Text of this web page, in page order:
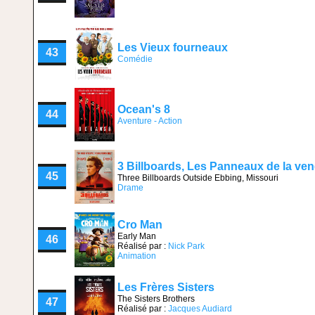
43 Les Vieux fourneaux
Comédie
44 Ocean's 8
Aventure - Action
45
3 Billboards, Les Panneaux de la
Three Billboards Outside Ebbing, Missouri
Drame
46
Cro Man
Early Man
Réalisé par : Nick Park
Animation
47
Les Frères Sisters
The Sisters Brothers
Réalisé par : Jacques Audiard